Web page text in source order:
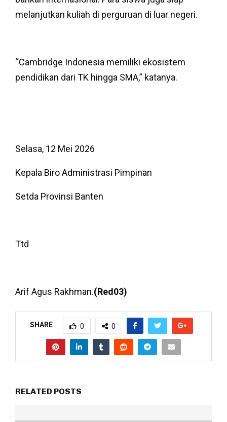
melanjutkan kuliah di perguruan di luar negeri.
“Cambridge Indonesia memiliki ekosistem
pendidikan dari TK hingga SMA,” katanya.
Selasa, 12 Mei 2026
Kepala Biro Administrasi Pimpinan
Setda Provinsi Banten
Ttd
Arif Agus Rakhman.(Red03)
SHARE 0 0
RELATED POSTS